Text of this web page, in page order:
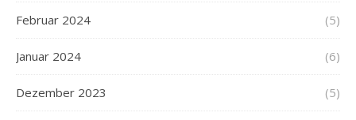
Februar 2024 (5)
Januar 2024 (6)
Dezember 2023 (5)